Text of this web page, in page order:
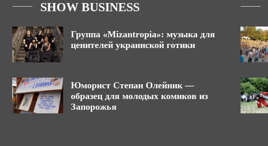
SHOW BUSINESS
Группа «Mizantropia»: музыка для
ценителей украинской готики
Юморист Степан Олейник —
образец для молодых комиков из
Запорожья